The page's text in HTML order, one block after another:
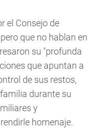
el Consejo de
que no hablan en
su "profunda
que apuntan a
de sus restos,
durante su
y
homenaje.